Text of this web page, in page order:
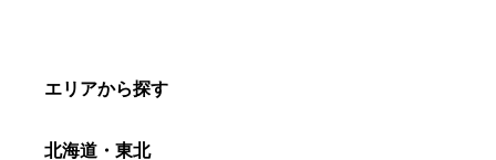
エリアから探す
北海道・東北